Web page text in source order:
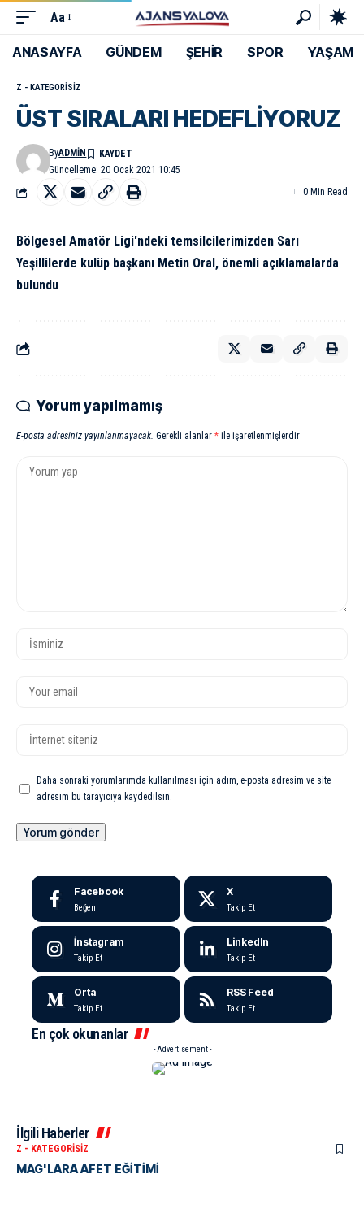
Aa
ANASAYFA GÜNDEM ŞEHİR SPOR YAŞAM
Z - KATEGORISIZ
ÜST SIRALARI HEDEFLİYORUZ
Güncelleme: 20 Ocak 2021 10:45
ByADMIN
0 Min Read
Bölgesel Amatör Ligi'ndeki temsilcilerimizden Sarı
Yeşillilerde kulüp başkanı Metin Oral, önemli açıklamalarda
bulundu
Yorum yapılmamış
E-posta adresiniz yayınlanmayacak. Gerekli alanlar * ile işaretlenmişlerdir
Daha sonraki yorumlarımda kullanılması için adım, e-posta adresim ve site
adresim bu tarayıcıya kaydedilsin.
Facebook
Beğen
X
Takip Et
İnstagram
Takip Et
LinkedIn
Takip Et
Orta
Takip Et
RSS Feed
Takip Et
En çok okunanlar
- Advertisement -
İlgili Haberler
Z - KATEGORISIZ
MAG'LARA AFET EĞİTİMİ